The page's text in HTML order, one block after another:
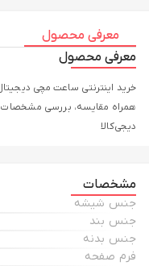
معرفی محصول
معرفی محصول
همراه مقایسه، بررسی مشخصات
دیجی‌کالا
مشخصات
جنس شیشه
جنس بند
جنس بدنه
فرم صفحه